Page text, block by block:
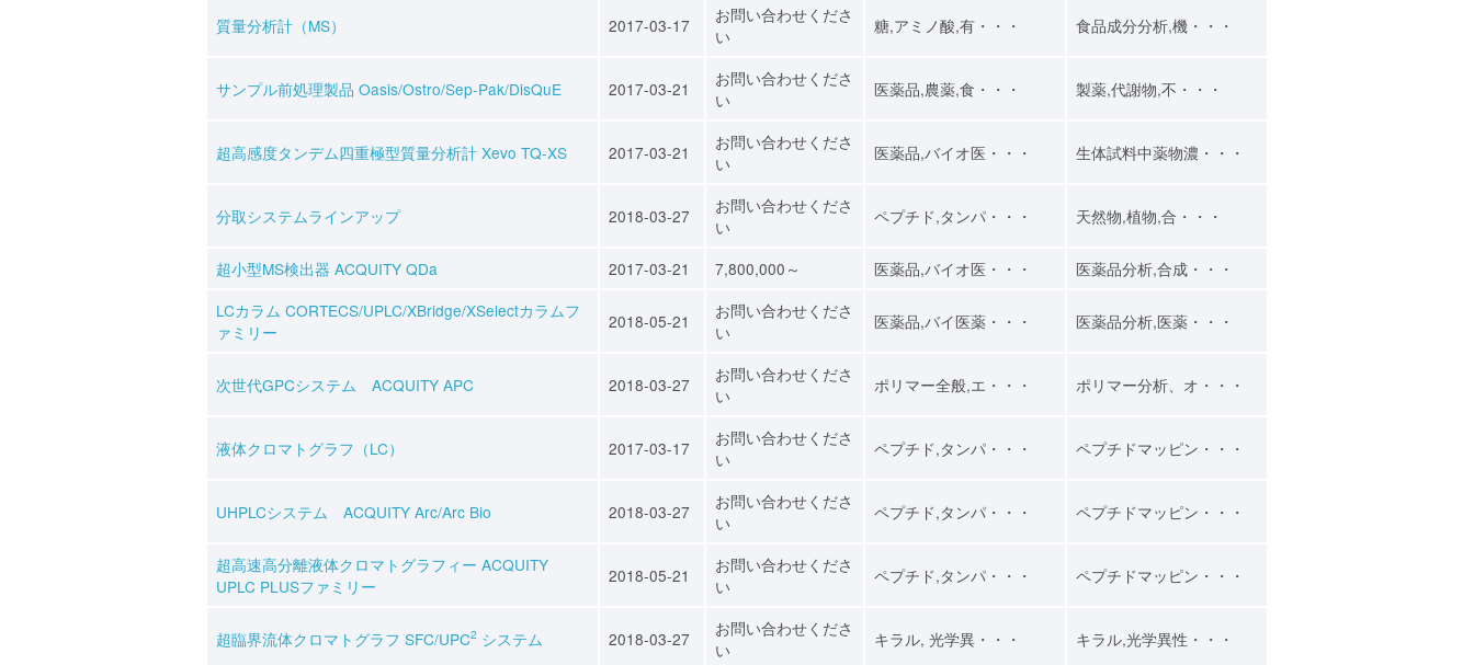
質量分析計（MS） 2017-03-17
お問い合わせくださ
い
糖,アミノ酸,有・・・ 食品成分分析,機・・・
サンプル前処理製品 Oasis/Ostro/Sep-Pak/DisQuE 2017-03-21
お問い合わせくださ
い
医薬品,農薬,食・・・ 製薬,代謝物,不・・・
超高感度タンデム四重極型質量分析計 Xevo TQ-XS 2017-03-21
お問い合わせくださ
い
医薬品,バイオ医・・・ 生体試料中薬物濃・・・
分取システムラインアップ 2018-03-27
お問い合わせくださ
い
ペプチド,タンパ・・・ 天然物,植物,合・・・
超小型MS検出器 ACQUITY QDa 2017-03-21 7,800,000～ 医薬品,バイオ医・・・
医薬品分析,合成・・・
LCカラム CORTECS/UPLC/XBridge/XSelectカラムフ
ァミリー
2018-05-21
お問い合わせくださ
い
医薬品,バイ医薬・・・ 医薬品分析,医薬・・・
次世代GPCシステム ACQUITY APC 2018-03-27
お問い合わせくださ
い
ポリマー全般,エ・・・ ポリマー分析、オ・・・
液体クロマトグラフ（LC） 2017-03-17
お問い合わせくださ
い
ペプチド,タンパ・・・ ペプチドマッピン・・・
UHPLCシステム ACQUITY Arc/Arc Bio 2018-03-27
お問い合わせくださ
い
ペプチド,タンパ・・・ ペプチドマッピン・・・
超高速高分離液体クロマトグラフィー ACQUITY
UPLC PLUSファミリー
2018-05-21
お問い合わせくださ
い
ペプチド,タンパ・・・ ペプチドマッピン・・・
超臨界流体クロマトグラフ SFC/UPC2 システム 2018-03-27
お問い合わせくださ
い
キラル, 光学異・・・ キラル,光学異性・・・